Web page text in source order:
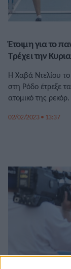
Έτοιμη για το
Τρέχει την
Η Χαβά Ντελίου
στη Ρόδο έτρεξε
ατομικό της ρεκόρ.
02/02/2023 • 13:37